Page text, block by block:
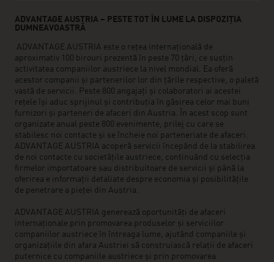
ADVANTAGE AUSTRIA – PESTE TOT ÎN LUME LA DISPOZIȚIA
DUMNEAVOASTRĂ
ADVANTAGE AUSTRIA este o rețea internațională de
aproximativ 100 birouri prezentă în peste 70 țări, ce susțin
activitatea companiilor austriece la nivel mondial. Ea oferă
acestor companii și partenerilor lor din țările respective, o paletă
vastă de servicii. Peste 800 angajați și colaboratori ai acestei
rețele își aduc sprijinul și contribuția în găsirea celor mai buni
furnizori și parteneri de afaceri din Austria. În acest scop sunt
organizate anual peste 800 evenimente, prilej cu care se
stabilesc noi contacte și se încheie noi parteneriate de afaceri.
ADVANTAGE AUSTRIA acoperă servicii începând de la stabilirea
de noi contacte cu societățile austriece, continuând cu selecția
firmelor importatoare sau distribuitoare de servicii și până la
oferirea e informații detaliate despre economia și posibilitățile
de penetrare a pieței din Austria.
ADVANTAGE AUSTRIA generează oportunități de afaceri
internaționale prin promovarea produselor și serviciilor
companiilor austriece în întreaga lume, ajutând companiile și
organizațiile din afara Austriei să construiască relații de afaceri
puternice cu companiile austriece și prin promovarea